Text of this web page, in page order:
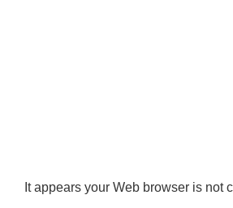
It appears your Web browser is not